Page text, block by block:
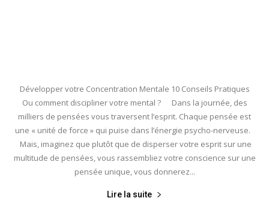
Développer votre Concentration Mentale 10 Conseils Pratiques
Ou comment discipliner votre mental ? Dans la journée, des
milliers de pensées vous traversent l’esprit. Chaque pensée est
une « unité de force » qui puise dans l’énergie psycho-nerveuse.
Mais, imaginez que plutôt que de disperser votre esprit sur une
multitude de pensées, vous rassembliez votre conscience sur une
pensée unique, vous donnerez...
Lire la suite